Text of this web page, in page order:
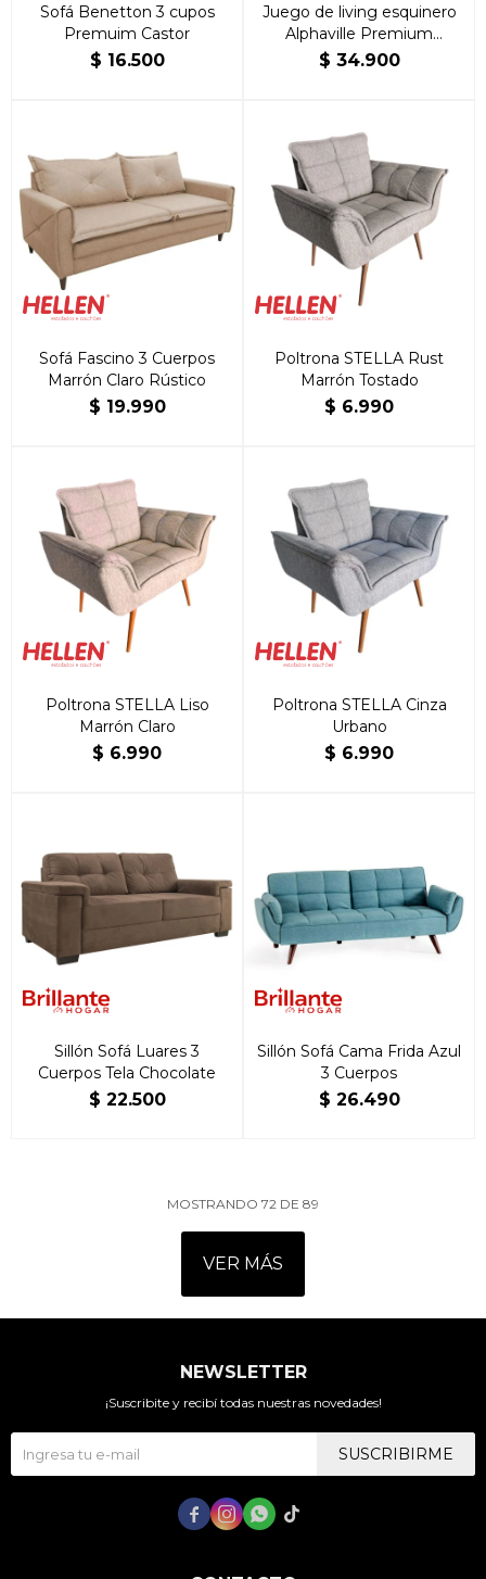
Sofá Benetton 3 cupos
Premuim Castor
$ 16.500
Juego de living esquinero
Alphaville Premium
Castor/Marrón Café
$ 34.900
Sofá Fascino 3 Cuerpos
Marrón Claro Rústico
$ 19.990
Poltrona STELLA Rust
Marrón Tostado
$ 6.990
Poltrona STELLA Liso
Marrón Claro
$ 6.990
Poltrona STELLA Cinza
Urbano
$ 6.990
Sillón Sofá Luares 3
Cuerpos Tela Chocolate
$ 22.500
Sillón Sofá Cama Frida Azul
3 Cuerpos
$ 26.490
MOSTRANDO 72 DE 89
VER MÁS
NEWSLETTER
¡Suscribite y recibí todas nuestras novedades!
SUSCRIBIRME
   